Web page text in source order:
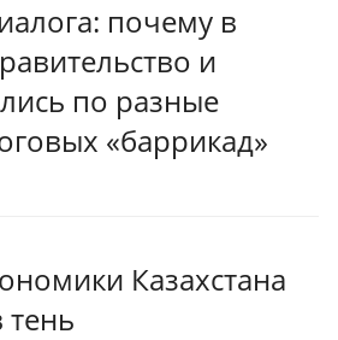
почему в
и
по разные
«баррикад»
Казахстана